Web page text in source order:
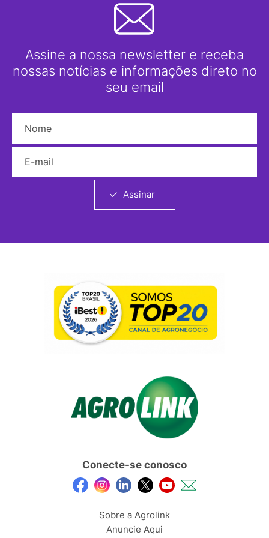
Assine a nossa newsletter e receba
nossas notícias e informações direto no
seu email
Assinar
Conecte-se conosco
Sobre a Agrolink
Anuncie Aqui